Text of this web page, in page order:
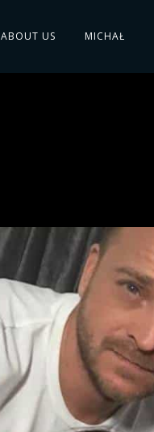
ABOUT US MICHAŁ